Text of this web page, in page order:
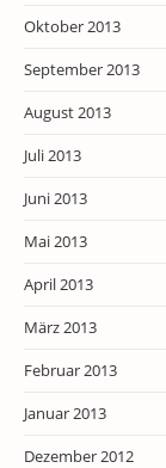
Oktober 2013
September 2013
August 2013
Juli 2013
Juni 2013
Mai 2013
April 2013
März 2013
Februar 2013
Januar 2013
Dezember 2012